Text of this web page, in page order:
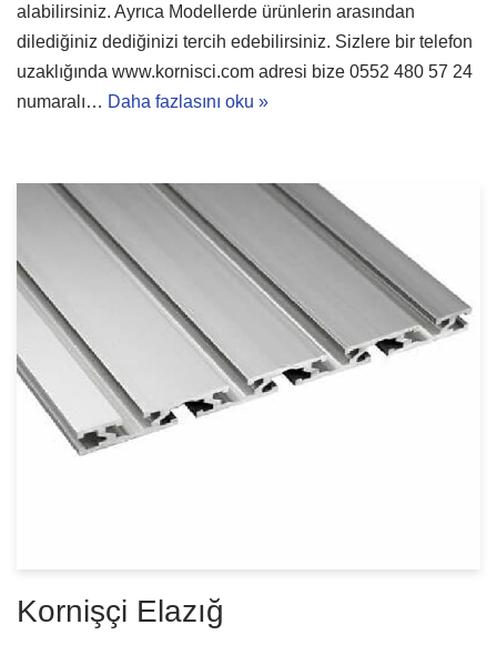
alabilirsiniz. Ayrıca Modellerde ürünlerin arasından
dilediğiniz dediğinizi tercih edebilirsiniz. Sizlere bir telefon
uzaklığında www.kornisci.com adresi bize 0552 480 57 24
numaralı… Daha fazlasını oku »
Kornişçi Elazığ